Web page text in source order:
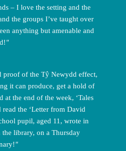
– I love the setting and the
the groups I’ve taught over
anything but amenable and
proof of the Tŷ Newydd effect,
it can produce, get a hold of
at the end of the week, ‘Tales
the ‘Letter from David
pupil, aged 11, wrote in
library, on a Thursday